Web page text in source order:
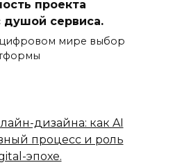
проекта
душой сервиса.
мире выбор